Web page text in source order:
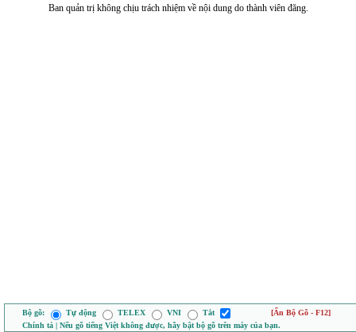
Ban quản trị không chịu trách nhiệm về nội dung do thành viên đăng.
Bộ gõ: Tự động TELEX VNI Tắt
[Ẩn Bộ Gõ - F12]
Chính tả | Nếu gõ tiếng Việt không được, hãy bật bộ gõ trên máy của bạn.